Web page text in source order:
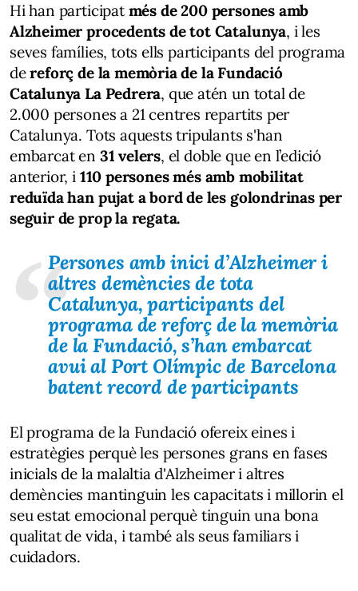
Hi han participat més de 200 persones amb
Alzheimer procedents de tot Catalunya, i les
seves famílies, tots ells participants del programa
dereforç de la memòria de la Fundació
Catalunya La Pedrera, que atén un total de
2.000 persones a 21 centres repartits per
Catalunya. Tots aquests tripulants s'han
embarcat en 31 velers, el doble que en l’edició
anterior, i 110 persones més amb mobilitat
reduïda han pujat a bord de les golondrinas per
seguir de prop la regata.
Persones amb inici d’Alzheimer i
altres demències de tota
Catalunya, participants del
programa de reforç de la memòria
de la Fundació, s’han embarcat
avui al Port Olímpic de Barcelona
batent record de participants
El programa de la Fundació ofereix eines i
estratègies perquè les persones grans en fases
inicials de la malaltia d'Alzheimer i altres
demències mantinguin les capacitats i millorin el
seu estat emocional perquè tinguin una bona
qualitat de vida, i també als seus familiars i
cuidadors.